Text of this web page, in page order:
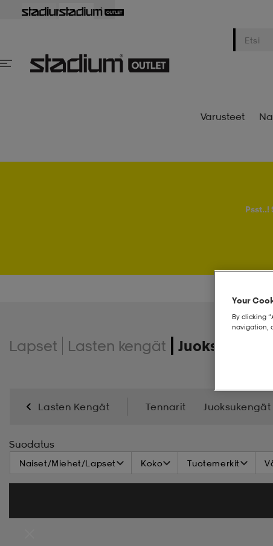
Varusteet
Lapset Lasten kengät Juoksu- &
Lasten Kengät Tennarit Juoksukengät
Varsikengät & Saappaat
Suodatus
Naiset/Miehet/Lapset Koko Tuotemerkit
Your
By clicking
navigation,